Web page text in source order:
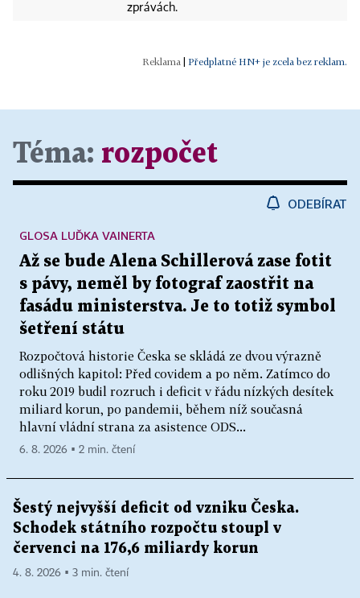
zprávách.
Předplatné HN+ je zcela bez reklam.
Téma: rozpočet
ODEBÍRAT
Až se bude Alena Schillerová zase fotit
s pávy, neměl by fotograf zaostřit na
fasádu ministerstva. Je to totiž symbol
šetření státu
Rozpočtová historie Česka se skládá ze dvou výrazně
odlišných kapitol: Před covidem a po něm. Zatímco do
roku 2019 budil rozruch i deficit v řádu nízkých desítek
miliard korun, po pandemii, během níž současná
hlavní vládní strana za asistence ODS...
GLOSA LUĎKA VAINERTA
6. 8. 2026 ▪ 2 min. čtení
Šestý nejvyšší deficit od vzniku Česka.
Schodek státního rozpočtu stoupl v
červenci na 176,6 miliardy korun
4. 8. 2026 ▪ 3 min. čtení